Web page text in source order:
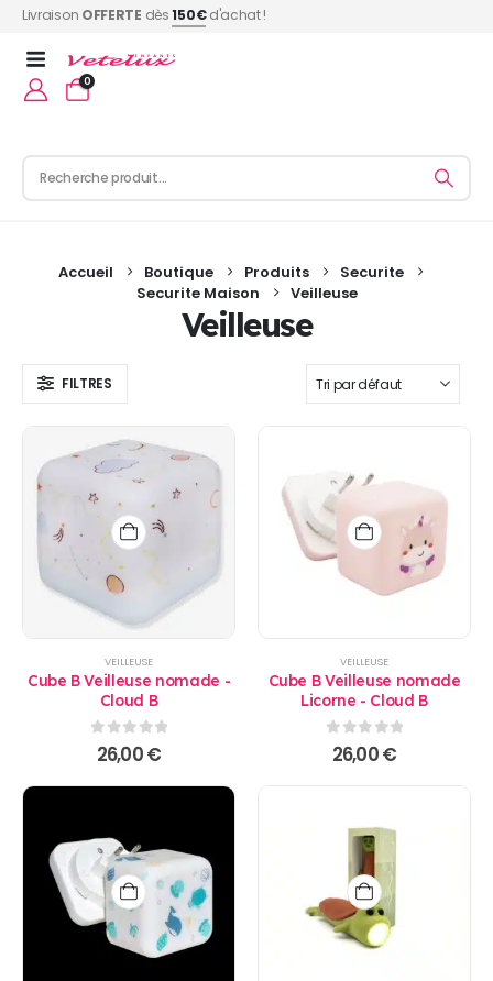
Livraison OFFERTE dès150€d'achat !
0
Accueil Boutique Produits
Securite
Securite Maison
Veilleuse
Veilleuse
FILTRES
VEILLEUSE
Cube B Veilleuse nomade -
Cloud B
0sur 5
26,00€
VEILLEUSE
Cube B Veilleuse nomade
Licorne - Cloud B
0sur 5
26,00€